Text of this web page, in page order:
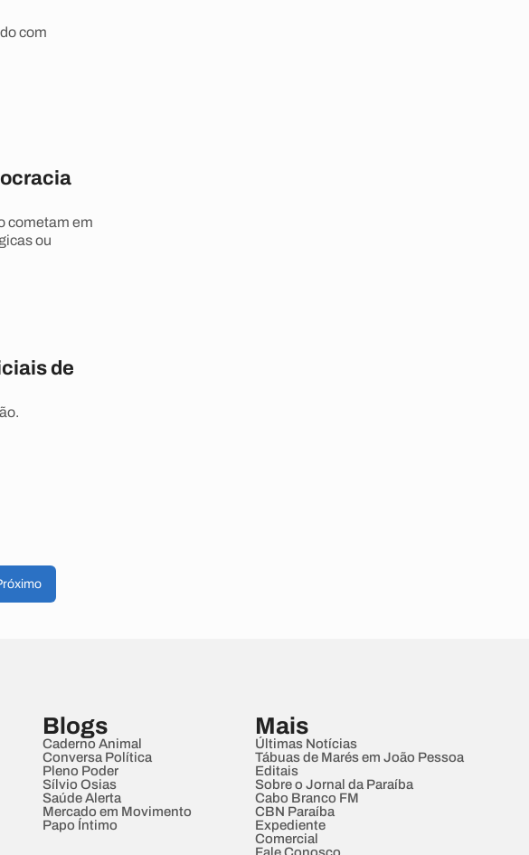
com
cometam em
ou
de
Blogs
Caderno Animal
Conversa Política
Pleno Poder
Sílvio Osias
Saúde Alerta
Mercado em Movimento
Papo Íntimo
Mais
Últimas Notícias
Tábuas de Marés em João Pessoa
Editais
Sobre o Jornal da Paraíba
Cabo Branco FM
CBN Paraíba
Expediente
Comercial